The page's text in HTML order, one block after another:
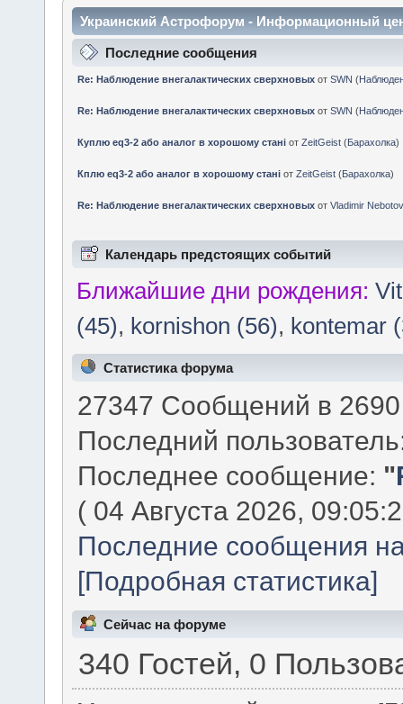
Украинский Астрофорум - Информационный
Последние сообщения
Re: Наблюдение внегалактических сверхновыхот SWN (
Re: Наблюдение внегалактических сверхновыхот SWN (
Куплю eq3-2 або аналог в хорошому станіот ZeitGeist(Барахолка)
Кплю eq3-2 або аналог в хорошому станіот ZeitGeist(Барахолка)
Re: Наблюдение внегалактических сверхновыхот Vladimir Nebotov
Календарь предстоящих событий
Ближайшие дни рождения:
(45), kornishon (56), kontemar
Статистика форума
27347 Сообщений в
Последний
Последнее сообщение: "
( 04 Августа 2026,
Последние сообщения
[Подробная статистика]
Сейчас на форуме
340 Гостей, 0